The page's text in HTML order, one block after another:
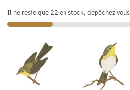
Il ne reste que 22 en stock, dépêchez vous